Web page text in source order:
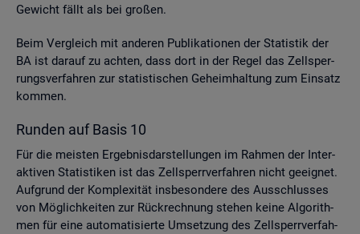
Ge­wicht fällt als bei gro­ßen.
Beim Ver­gleich mit an­de­ren Pu­bli­ka­tio­nen der Sta­tis­tik der
BA ist dar­auf zu ach­ten, dass dort in der Regel das Zell­sper­
rungs­ver­fah­ren zur sta­tis­ti­schen Ge­heim­hal­tung zum Ein­satz
kom­men.
Run­den auf Basis 10
Für die meis­ten Er­geb­nis­dar­stel­lun­gen im Rah­men der In­ter­
ak­ti­ven Sta­tis­ti­ken ist das Zell­sperr­ver­fah­ren nicht ge­eig­net.
Auf­grund der Kom­ple­xi­tät ins­be­son­de­re des Aus­schlus­ses
von Mög­lich­kei­ten zur Rück­rech­nung ste­hen keine Al­go­rith­
men für eine au­to­ma­ti­sier­te Um­set­zung des Zell­sperr­ver­fah­